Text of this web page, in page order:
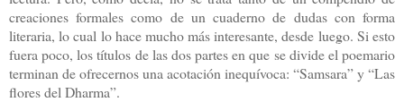
creaciones formales como de un cuaderno de dudas con forma
literaria, lo cual lo hace mucho más interesante, desde luego. Si esto
fuera poco, los títulos de las dos partes en que se divide el poemario
terminan de ofrecernos una acotación inequívoca: “Samsara” y “Las
flores del Dharma”.